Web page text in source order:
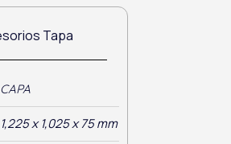
CAPA
1,225 x 1,025 x 75 mm